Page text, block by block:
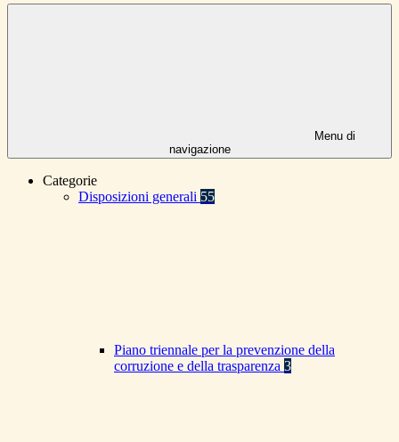
Menu di
navigazione
Categorie
Disposizioni generali 55
Piano triennale per la prevenzione della
corruzione e della trasparenza 3